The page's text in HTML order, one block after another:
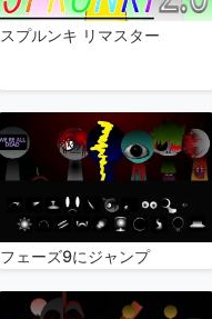
スプルンキ リマスター
フェーズ9にジャンプ